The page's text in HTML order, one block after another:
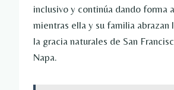
inclusivo y continúa dando forma
mientras ella y su familia abrazan
la gracia naturales de San
Napa.